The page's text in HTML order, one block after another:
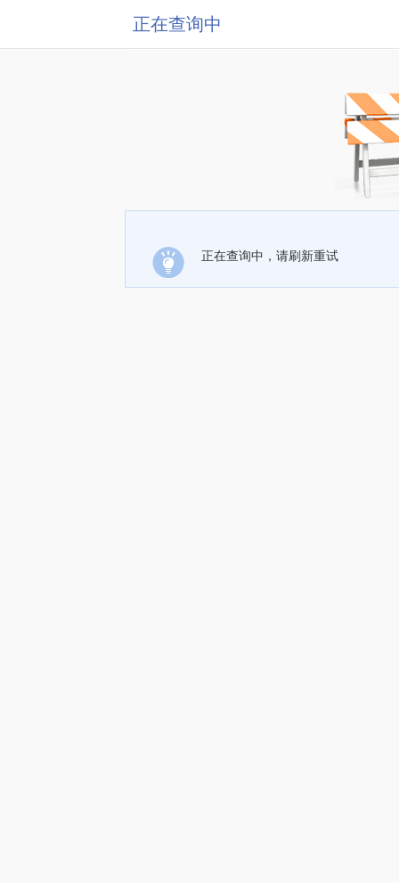
正在查询中
正在查询中，请刷新重试